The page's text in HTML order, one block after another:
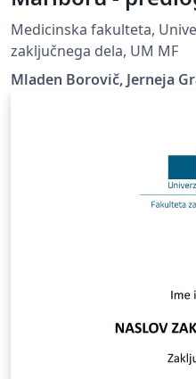
dela
Medicinska fakulteta,
zaključnega dela, UM MF
Mladen Borovič, Jerneja